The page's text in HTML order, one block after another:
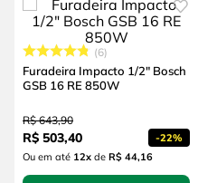
6
Furadeira Impacto 1/2" Bosch
GSB 16 RE 850W
R$ 643,90
R$ 503,40 -22%
Ou em até 12xde R$ 44,16